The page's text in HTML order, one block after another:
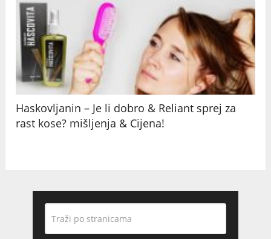
Haskovljanin – Je li dobro & Reliant sprej za
rast kose? mišljenja & Cijena!